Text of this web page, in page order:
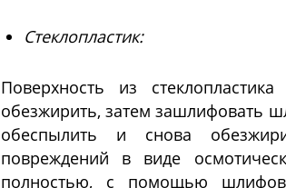
Стеклопластик:
Поверхность из
обезжирить, затем зашлифовать
обеспылить и снова
повреждений в виде
полностью, с помощью